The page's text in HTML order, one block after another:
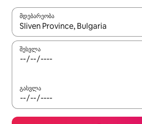
მდებარეობა
როცა შედეგები ხელმისაწვდომი
შესვლა
გასვლა